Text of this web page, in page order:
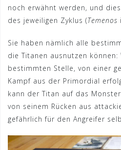
noch erwähnt werden, und
des jeweiligen Zyklus (Temenos
Sie haben nämlich alle
die Titanen ausnutzen können:
bestimmten Stelle, von einer
Kampf aus der Primordial
kann der Titan auf das
von seinem Rücken aus
gefährlich für den Angreifer